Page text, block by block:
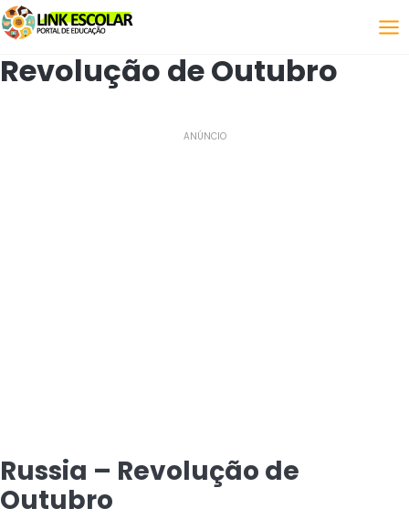
Link
Revolução de Outubro
ANÚNCIO
Russia – Revolução de
Outubro